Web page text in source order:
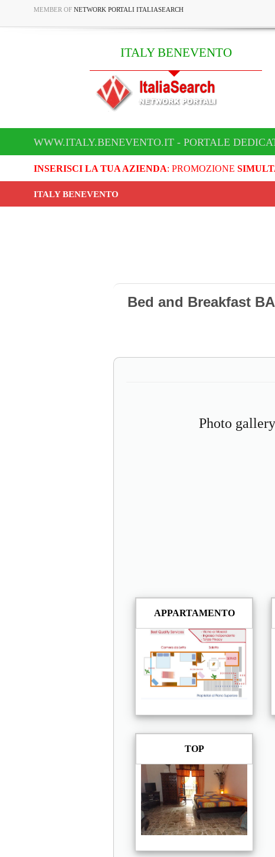
MEMBER OF NETWORK PORTALI ITALIASEARCH
ITALY BENEVENTO
WWW.ITALY.BENEVENTO.IT - PORTALE
INSERISCI LA TUA AZIENDA: PROMOZIONE
ITALY BENEVENTO
Bed and Breakfast
Photo
APPARTAMENTO
TOP